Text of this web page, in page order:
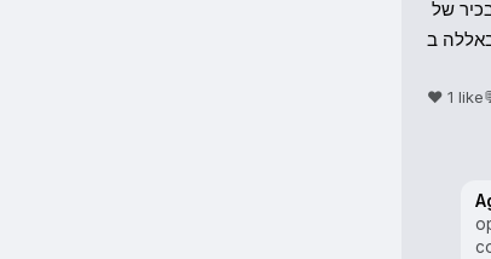
❤️ 1 like